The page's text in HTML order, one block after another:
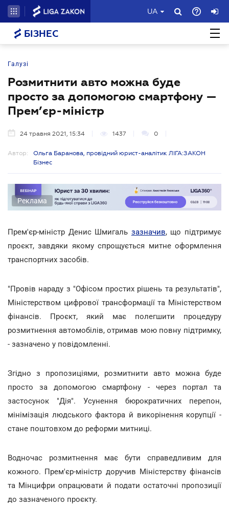
UA
БІЗНЕС
Галузі
Розмитнити авто можна буде
просто за допомогою смартфону —
Прем’єр-міністр
24 травня 2021, 15:34 1437 0
Автор:
Ольга Баранова, провідний юрист-аналітик ЛІГА:ЗАКОН
Бізнес
Реклама
Прем'єр-міністр Денис Шмигаль зазначив, що підтримує
проєкт, завдяки якому спрощується митне оформлення
транспортних засобів.
"Провів нараду з "Офісом простих рішень та результатів",
Міністерством цифрової трансформації та Міністерством
фінансів. Проєкт, який має полегшити процедуру
розмитнення автомобілів, отримав мою повну підтримку,
- зазначено у повідомленні.
Згідно з пропозиціями, розмитнити авто можна буде
просто за допомогою смартфону - через портал та
застосунок "Дія". Усунення бюрократичних перепон,
мінімізація людського фактора й викорінення корупції -
стане поштовхом до реформи митниці.
Водночас розмитнення має бути справедливим для
кожного. Прем'єр-міністр доручив Міністерству фінансів
та Мінцифри опрацювати й подати остаточні пропозиції
до зазначеного проєкту.